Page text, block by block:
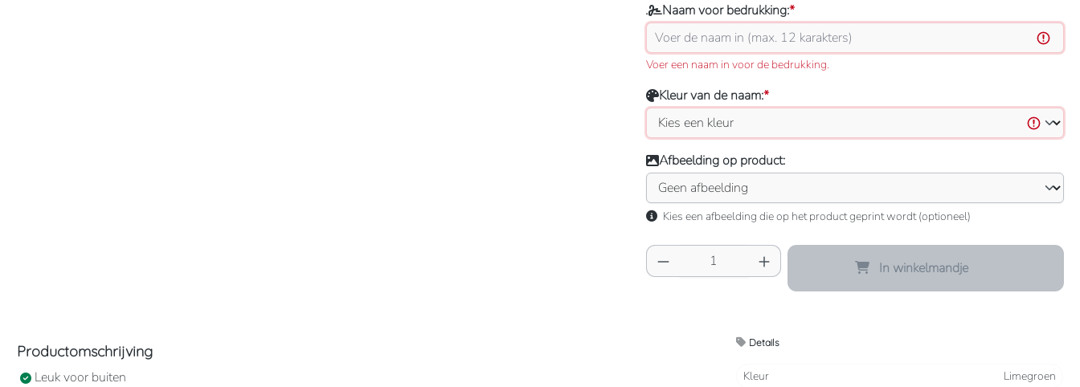
Naam voor bedrukking:*
Voer een naam in voor de bedrukking.
Kleur van de naam:*
Afbeelding op product:
Kies een afbeelding die op het product geprint wordt (optioneel)
Producthoeveelheid: Voer de gewenste
In winkelmandje
Productomschrijving
Leuk voor buiten
Details
Kleur
Limegroen